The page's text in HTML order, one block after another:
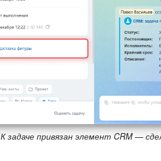
К задаче привязан элемент CRM —